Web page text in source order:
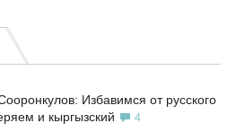
Избавимся от русского
и кыргызский
4